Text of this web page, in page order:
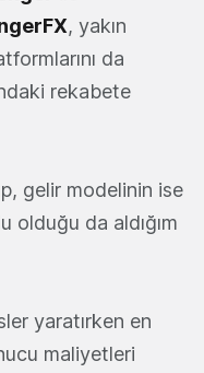
, yakın
da
rekabete
gelir modelinin ise
olduğu da aldığım
yaratırken en
maliyetleri